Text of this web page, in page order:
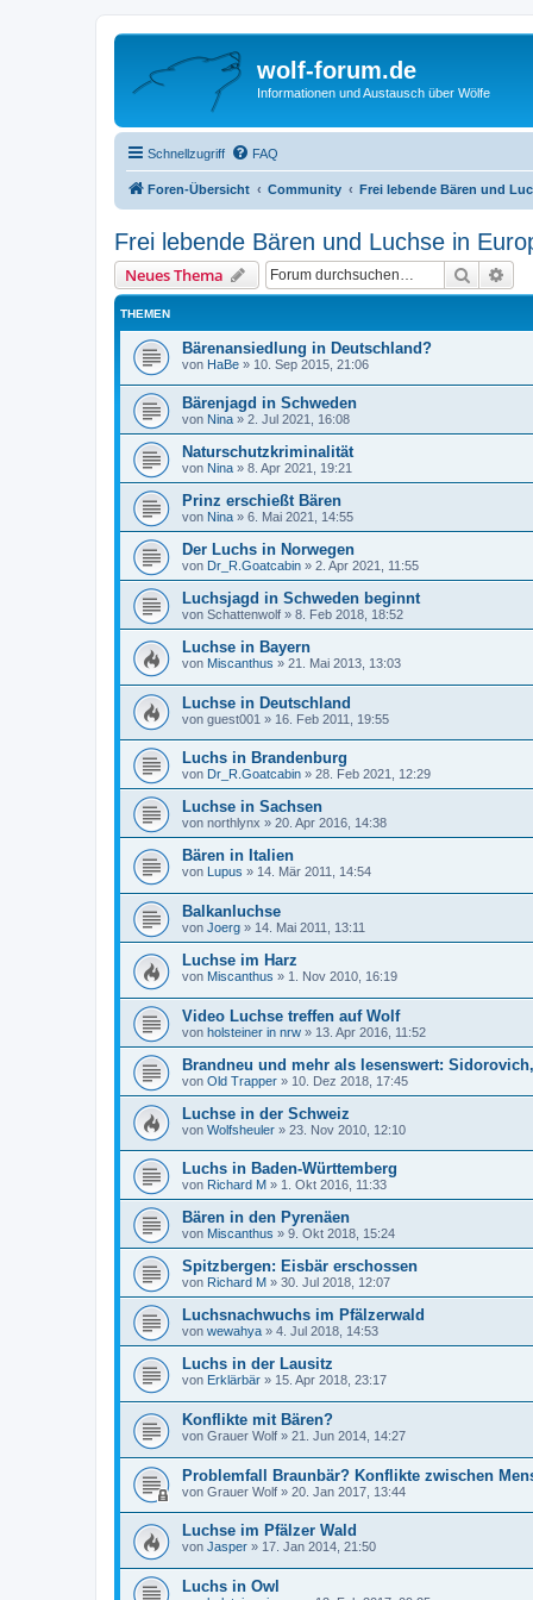
wolf-forum.de
Informationen und Austausch über Wölfe
Schnellzugriff FAQ
Foren-Übersicht Community Frei lebende Bären und
Frei lebende Bären und Luchse in
Neues Thema Suche
THEMEN
Bärenansiedlung in Deutschland?
von HaBe » 10. Sep 2015, 21:06
Bärenjagd in Schweden
von Nina » 2. Jul 2021, 16:08
Naturschutzkriminalität
von Nina » 8. Apr 2021, 19:21
Prinz erschießt Bären
von Nina » 6. Mai 2021, 14:55
Der Luchs in Norwegen
von Dr_R.Goatcabin » 2. Apr 2021, 11:55
Luchsjagd in Schweden beginnt
von Schattenwolf » 8. Feb 2018, 18:52
Luchse in Bayern
von Miscanthus » 21. Mai 2013, 13:03
Luchse in Deutschland
von guest001 » 16. Feb 2011, 19:55
Luchs in Brandenburg
von Dr_R.Goatcabin » 28. Feb 2021, 12:29
Luchse in Sachsen
von northlynx » 20. Apr 2016, 14:38
Bären in Italien
von Lupus » 14. Mär 2011, 14:54
Balkanluchse
von Joerg » 14. Mai 2011, 13:11
Luchse im Harz
von Miscanthus » 1. Nov 2010, 16:19
Video Luchse treffen auf Wolf
von holsteiner in nrw » 13. Apr 2016, 11:52
Brandneu und mehr als lesenswert:
von Old Trapper » 10. Dez 2018, 17:45
Luchse in der Schweiz
von Wolfsheuler » 23. Nov 2010, 12:10
Luchs in Baden-Württemberg
von Richard M » 1. Okt 2016, 11:33
Bären in den Pyrenäen
von Miscanthus » 9. Okt 2018, 15:24
Spitzbergen: Eisbär erschossen
von Richard M » 30. Jul 2018, 12:07
Luchsnachwuchs im Pfälzerwald
von wewahya » 4. Jul 2018, 14:53
Luchs in der Lausitz
von Erklärbär » 15. Apr 2018, 23:17
Konflikte mit Bären?
von Grauer Wolf » 21. Jun 2014, 14:27
Problemfall Braunbär? Konflikte zwischen
von Grauer Wolf » 20. Jan 2017, 13:44
Luchse im Pfälzer Wald
von Jasper » 17. Jan 2014, 21:50
Luchs in Owl